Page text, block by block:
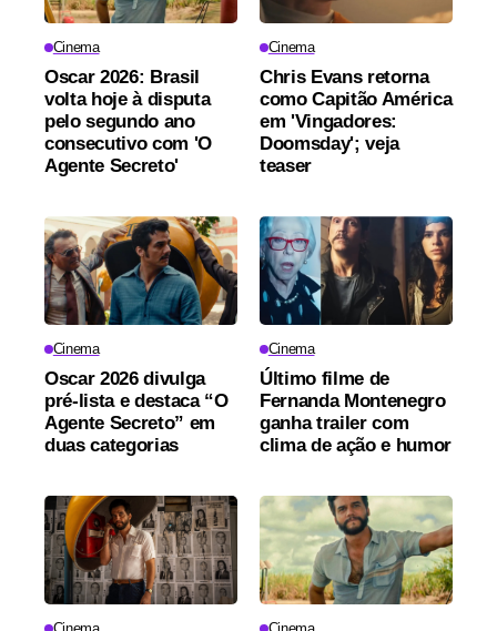
Cinema
Oscar 2026: Brasil
volta hoje à disputa
pelo segundo ano
consecutivo com 'O
Agente Secreto'
Cinema
Chris Evans retorna
como Capitão América
em 'Vingadores:
Doomsday'; veja
teaser
Cinema
Oscar 2026 divulga
pré-lista e destaca “O
Agente Secreto” em
duas categorias
Cinema
Último filme de
Fernanda Montenegro
ganha trailer com
clima de ação e humor